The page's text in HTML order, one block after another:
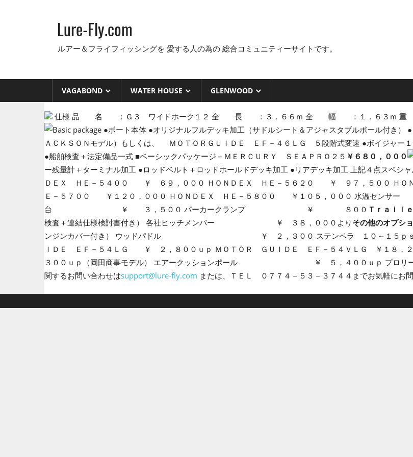
Lure-Fly.com
ルアー＆フライフィッシングを 愛する人の為の 総合コミュニティーサイトです。
VAGABOND WATER HOUSE GLENWOOD
仕様 品 名 ：Ｇ３ ワイドホーク１２ 全 長 ：３．６６ｍ 全 幅 ：１．６３ｍ 重 量
●ボート本体 ●オリジナルフルデッキ加工（サドルシート＆アジャスタブルポール付
ＡＣＫＳＯＮモデル）もしくは、 ＭＯＴＯＲＧＵＩＤＥ ＥＦ－４６ＬＧ ５段階式変速 ●ボイジャー１
●船舶検査＋法定備品一式 ■ベーシックパッケージ＋ＭＥＲＣＵＲＹ ＳＥＡＰＲＯ２５ ￥６８０，０００
ー残量計＋ターミナル加工 ●ロッドベルト＋ロッドホールドデッキ加工 ●リアデッキ加工 上記４点スペシ
ＤＥＸ ＨＥ－５４００ ￥ ６９，０００ ＨＯＮＤＥＸ ＨＥ－５６２０ ￥ ９７，５００ ＨＯ
Ｅ－５７００ ￥１２０，０００ ＨＯＮＤＥＸ ＨＥ－５８００ ￥１０５，０００
台 ￥ ３，５００ パーカークランプ ￥ ８００ Ｔｒａｉｌ
検査＋連結仕様検討書付き） 各社ヒッチメンバー ￥ ３８，０００より その他のオプシ
ンジンカバー付き） ウッドパドル ￥ ２，３００ ステンペラ １０～１５
ＩＤＥ ＥＦ－５４ＬＧ ￥ ２，８００ｕｐ ＭＯＴＯＲ ＧＵＩＤＥ ＥＦ－５４ＶＬＧ ￥１８，
３００ｕｐ（岡田商事モデル） エアークッションポール ￥ ５，４００
関するお問い合わせはsupport@lure-fly.com または、ＴＥＬ ０７７４－５３－３７４４までお気軽にお